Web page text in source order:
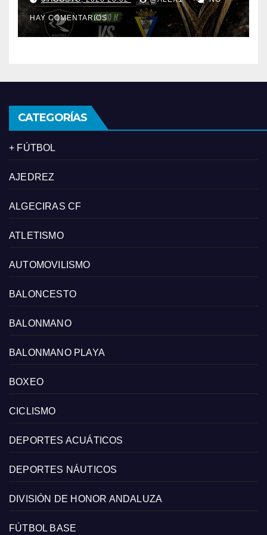
Bruno’s Magpies y el juvenil
del Cádiz CF
HAY COMENTARIOS
CATEGORÍAS
+ FÚTBOL
AJEDREZ
ALGECIRAS CF
ATLETISMO
AUTOMOVILISMO
BALONCESTO
BALONMANO
BALONMANO PLAYA
BOXEO
CICLISMO
DEPORTES ACUÁTICOS
DEPORTES NÁUTICOS
DIVISIÓN DE HONOR ANDALUZA
FÚTBOL BASE